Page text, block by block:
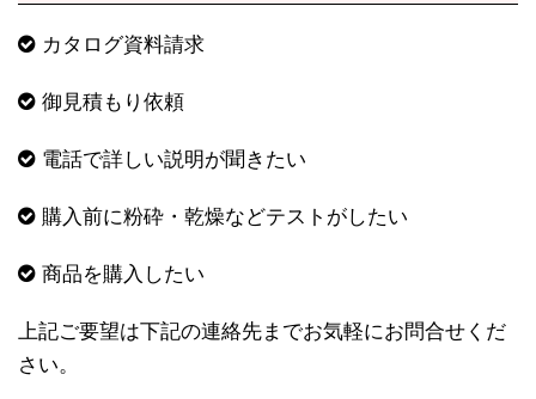
カタログ資料請求
御見積もり依頼
電話で詳しい説明が聞きたい
購入前に粉砕・乾燥などテストがしたい
商品を購入したい
上記ご要望は下記の連絡先までお気軽にお問合せくだ
さい。